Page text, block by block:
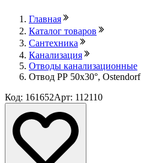
Главная
Каталог товаров
Сантехника
Канализация
Отводы канализационные
Отвод РР 50х30°, Ostendorf
Код: 161652Арт: 112110